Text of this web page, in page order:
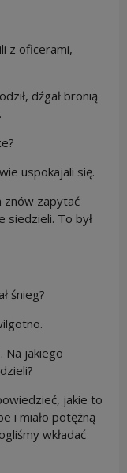
z oficerami,
dźgał bronią
uspokajali się.
znów zapytać
siedzieli. To był
śnieg?
Na jakiego
jakie to
i miało potężną
wkładać